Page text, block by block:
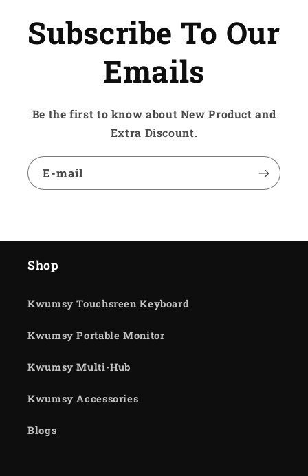
Subscribe To Our
Emails
Be the first to know about New Product and
Extra Discount.
E-mail
Shop
Kwumsy Touchsreen Keyboard
Kwumsy Portable Monitor
Kwumsy Multi-Hub
Kwumsy Accessories
Blogs